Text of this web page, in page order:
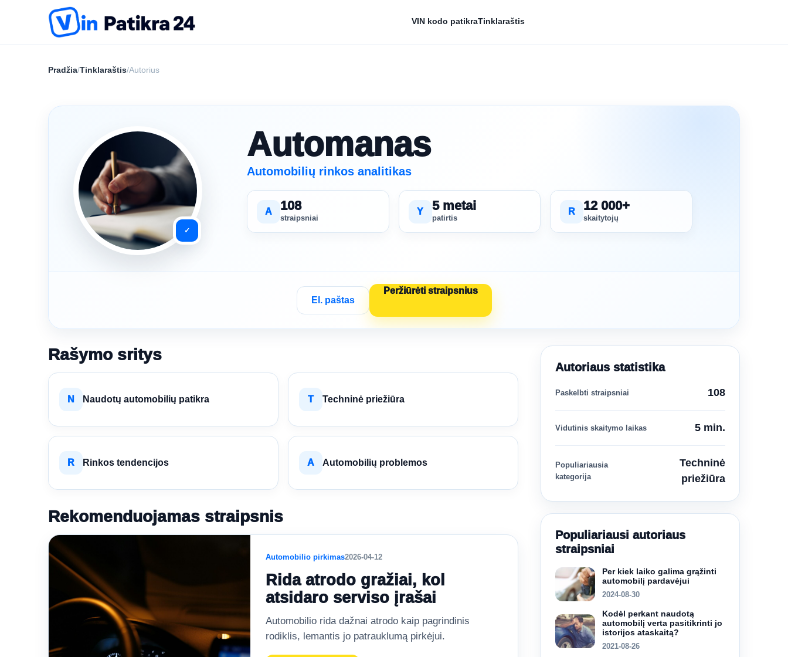
VIN kodo patikraTinklaraštis
Pradžia/Tinklaraštis/Autorius
✓
Automanas
Automobilių rinkos analitikas
A 108
straipsniai
Y 5 metai
patirtis
R 12 000+
skaitytojų
El. paštas
Peržiūrėti straipsnius
Rašymo sritys
N Naudotų automobilių patikra T Techninė priežiūra
R Rinkos tendencijos A Automobilių problemos
Rekomenduojamas straipsnis
Automobilio pirkimas2026-04-12
Rida atrodo gražiai, kol
atsidaro serviso įrašai
Automobilio rida dažnai atrodo kaip pagrindinis
rodiklis, lemantis jo patrauklumą pirkėjui.
Autoriaus statistika
Paskelbti straipsniai 108
Vidutinis skaitymo laikas 5 min.
Populiariausia
kategorija
Techninė
priežiūra
Populiariausi autoriaus
straipsniai
Per kiek laiko galima grąžinti
automobilį pardavėjui
2024-08-30
Kodėl perkant naudotą
automobilį verta pasitikrinti jo
istorijos ataskaitą?
2021-08-26